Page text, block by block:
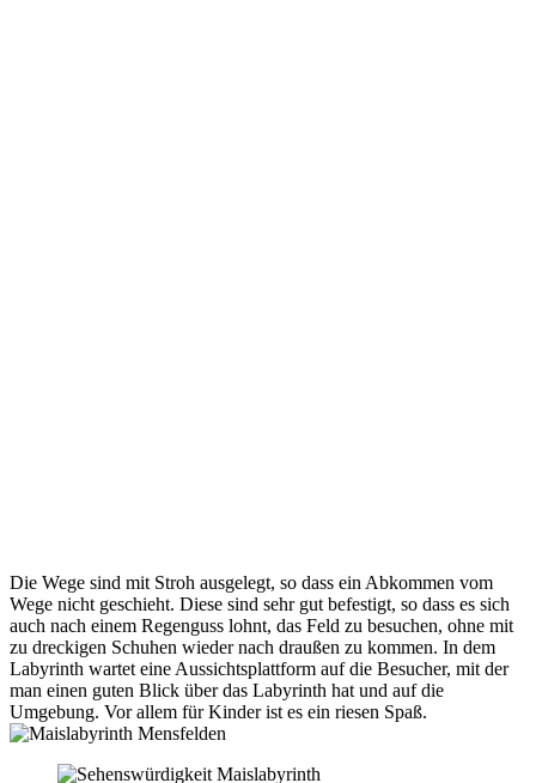
Die Wege sind mit Stroh ausgelegt, so dass ein Abkommen vom
Wege nicht geschieht. Diese sind sehr gut befestigt, so dass es sich
auch nach einem Regenguss lohnt, das Feld zu besuchen, ohne mit
zu dreckigen Schuhen wieder nach draußen zu kommen. In dem
Labyrinth wartet eine Aussichtsplattform auf die Besucher, mit der
man einen guten Blick über das Labyrinth hat und auf die
Umgebung. Vor allem für Kinder ist es ein riesen Spaß.